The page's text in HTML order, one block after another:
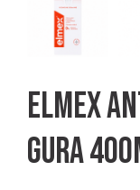
Elmex
gura